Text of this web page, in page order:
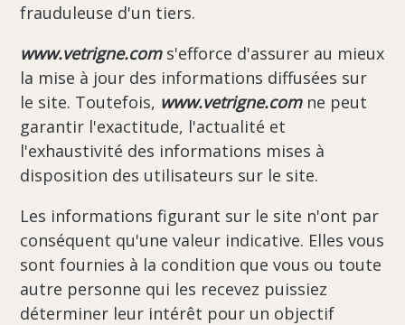
frauduleuse d'un tiers.
www.vetrigne.coms'efforce d'assurer au mieux
la mise à jour des informations diffusées sur
le site. Toutefois, www.vetrigne.comne peut
garantir l'exactitude, l'actualité et
l'exhaustivité des informations mises à
disposition des utilisateurs sur le site.
Les informations figurant sur le site n'ont par
conséquent qu'une valeur indicative. Elles vous
sont fournies à la condition que vous ou toute
autre personne qui les recevez puissiez
déterminer leur intérêt pour un objectif